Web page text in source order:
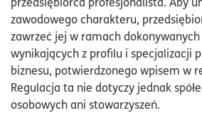
zawodowego charakteru,
zawrzeć jej w ramach dokonywanych
wynikających z profilu i specjalizacji
biznesu, potwierdzonego wpisem w
Regulacja ta nie dotyczy jednak
osobowych ani stowarzyszeń.